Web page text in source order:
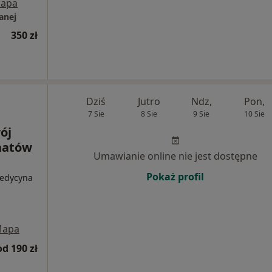
350 zł
190 zł
Dziś
7 Sie
Jutro
8 Sie
Ndz,
9 Sie
Pon,
10 Sie
Umawianie online nie jest dostępne
Pokaż profil